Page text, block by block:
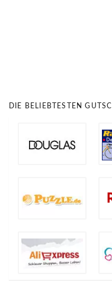
DIE BELIEBTESTEN